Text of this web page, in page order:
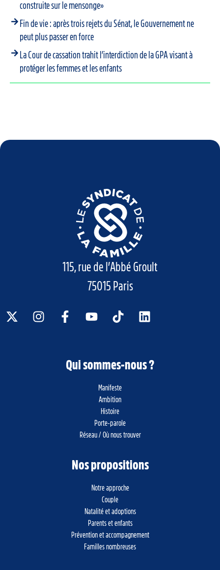
construite sur le mensonge»
Fin de vie : après trois rejets du Sénat, le Gouvernement ne
peut plus passer en force
La Cour de cassation trahit l’interdiction de la GPA visant à
protéger les femmes et les enfants
115, rue de l’Abbé Groult
75015 Paris
Qui sommes-nous ?
Manifeste
Ambition
Histoire
Porte-parole
Réseau / Où nous trouver
Nos propositions
Notre approche
Couple
Natalité et adoptions
Parents et enfants
Prévention et accompagnement
Familles nombreuses